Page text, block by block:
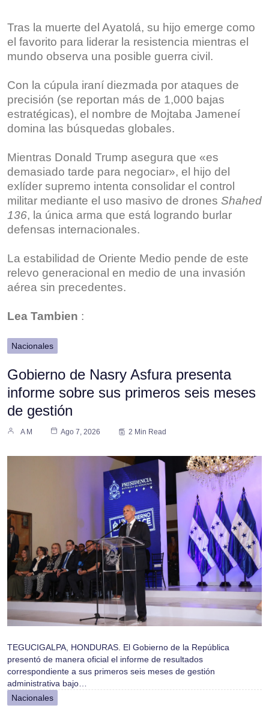
Tras la muerte del Ayatolá, su hijo emerge como
el favorito para liderar la resistencia mientras el
mundo observa una posible guerra civil.
Con la cúpula iraní diezmada por ataques de
precisión (se reportan más de 1,000 bajas
estratégicas), el nombre de Mojtaba Jameneí
domina las búsquedas globales.
Mientras Donald Trump asegura que «es
demasiado tarde para negociar», el hijo del
exlíder supremo intenta consolidar el control
militar mediante el uso masivo de drones Shahed
136, la única arma que está logrando burlar
defensas internacionales.
La estabilidad de Oriente Medio pende de este
relevo generacional en medio de una invasión
aérea sin precedentes.
Lea Tambien :
Nacionales
Gobierno de Nasry Asfura presenta
informe sobre sus primeros seis meses
de gestión
A M Ago 7, 2026 2 Min Read
TEGUCIGALPA, HONDURAS. El Gobierno de la República
presentó de manera oficial el informe de resultados
correspondiente a sus primeros seis meses de gestión
administrativa bajo…
Nacionales